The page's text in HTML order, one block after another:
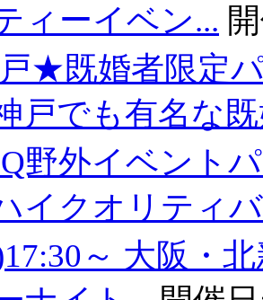
ィーイベン...
★既婚者限定
戸でも有名な
野外イベント
イクオリティ
～ 大阪・